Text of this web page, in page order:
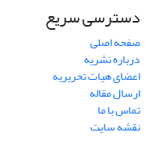
دسترسی سریع
صفحه اصلی
درباره نشریه
اعضای هیات تحریریه
ارسال مقاله
تماس با ما
نقشه سایت